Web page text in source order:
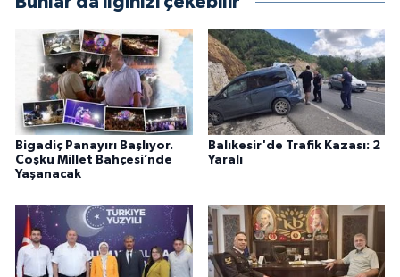
Bigadiç Panayırı Başlıyor.
Coşku Millet Bahçesi’nde
Yaşanacak
Balıkesir'de Trafik Kazası: 2
Yaralı